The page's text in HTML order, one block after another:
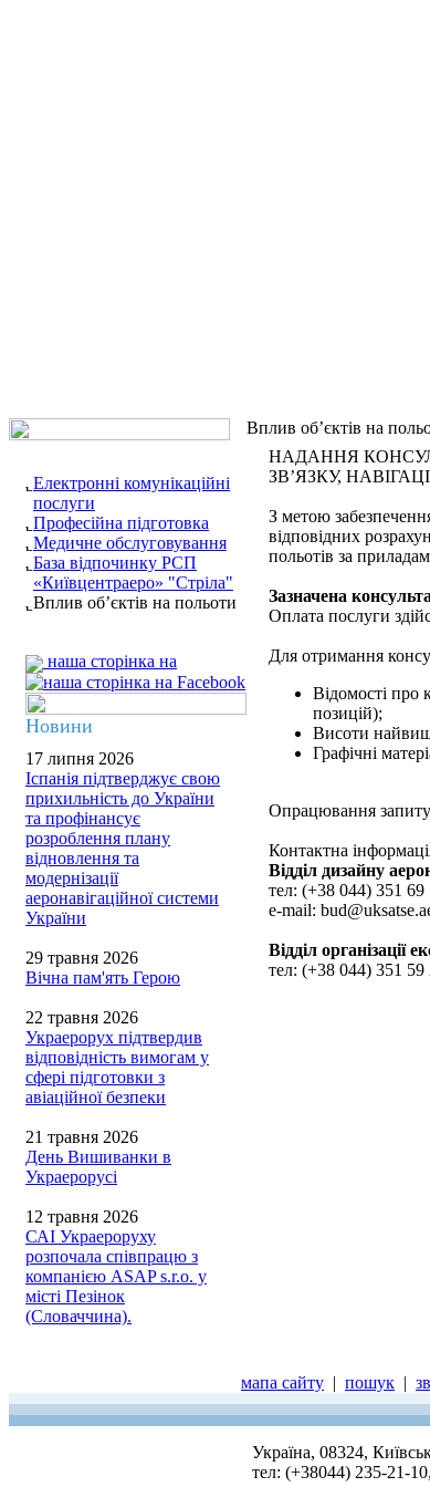
Електронні комунікаційні
послуги
Професійна підготовка
Медичне обслуговування
База відпочинку РСП
«Київцентраеро» "Стріла"
Вплив об’єктів на польоти
наша сторінка на
Новини
17 липня 2026
Іспанія підтверджує свою
прихильність до України
та профінансує
розроблення плану
відновлення та
модернізації
аеронавігаційної системи
України
29 травня 2026
Вічна пам'ять Герою
22 травня 2026
Украерорух підтвердив
відповідність вимогам у
сфері підготовки з
авіаційної безпеки
21 травня 2026
День Вишиванки в
Украерорусі
12 травня 2026
САІ Украероруху
розпочала співпрацю з
компанією ASAP s.r.o. у
місті Пезінок
(Словаччина).
Вплив об’єктів на
НАДАННЯ
ЗВ’ЯЗКУ,
З метою
відповідних
польотів за
Зазначена
Оплата послуги
Для отримання
Відомості про
позицій);
Висоти
Графічні
Опрацювання запиту
Контактна
Відділ дизайну
тел: (+38 044) 351 69
e-mail:
Відділ організації
тел: (+38 044) 351 59
мапа сайту | пошук |
Україна, 08324,
тел: (+38044) 235-21-